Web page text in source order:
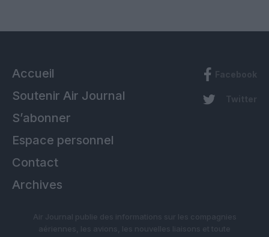
Accueil
Soutenir Air Journal
S’abonner
Espace personnel
Contact
Archives